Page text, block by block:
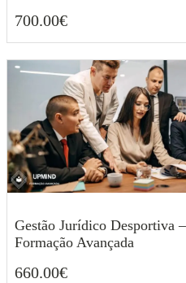
700.00€
Gestão Jurídico Desportiva –
Formação Avançada
660.00€